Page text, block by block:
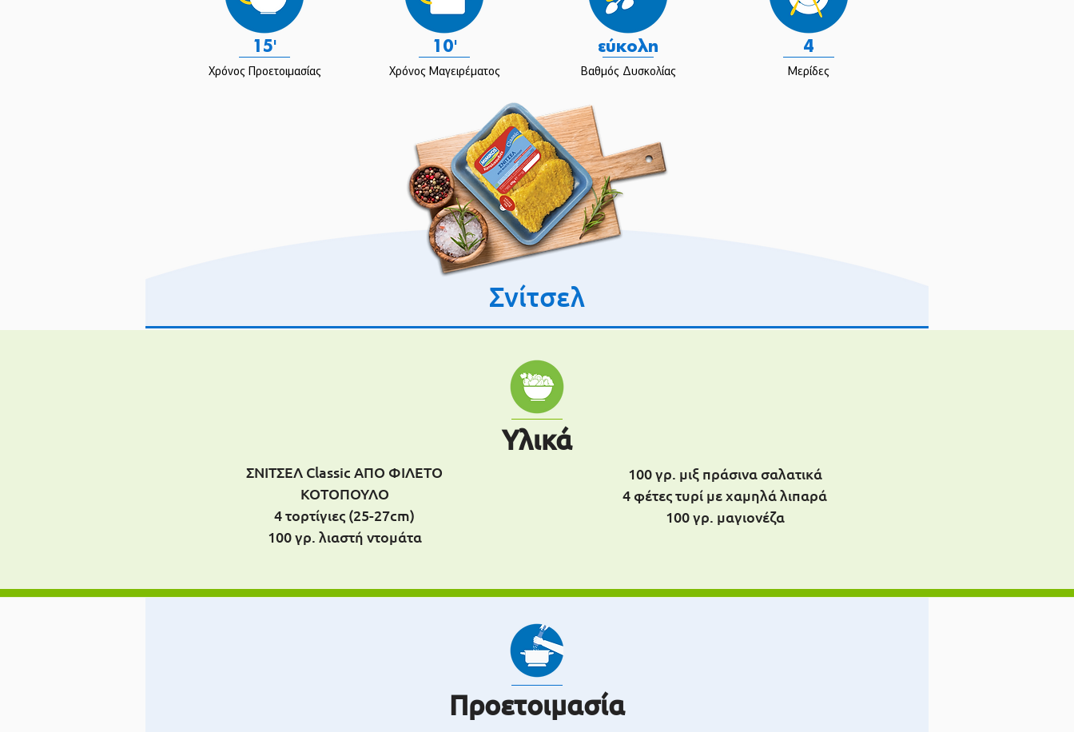
15' 10' εύκολη 4
Χρόνος Μαγειρέματος
Χρόνος Προετοιμασίας Βαθμός Δυσκολίας Μερίδες
Σνίτσελ
Υλικά
100 γρ. μιξ πράσινα σαλατικά
4 φέτες τυρί με χαμηλά λιπαρά
100 γρ. μαγιονέζα
ΣΝΙΤΣΕΛ Classic ΑΠΟ ΦΙΛΕΤΟ
ΚΟΤΟΠΟΥΛΟ
4 τορτίγιες (25-27cm)
100 γρ. λιαστή ντομάτα
Προετοιμασία